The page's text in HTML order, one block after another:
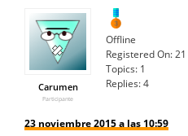
Carumen
Participante
Offline
Registered On:
Topics: 1
Replies:4
23 noviembre 2015 a las 10:59